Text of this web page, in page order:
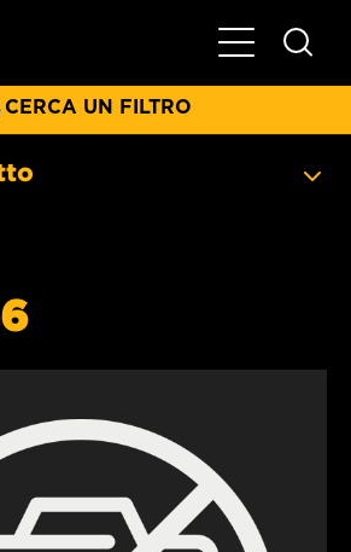
Menu
CERCA UN FILTRO